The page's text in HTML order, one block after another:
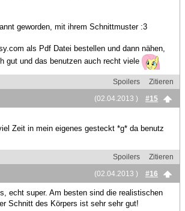
geworden, mit ihrem Schnittmuster :3
als Pdf Datei bestellen und dann nähen,
gut und das benutzen auch recht viele
Spoilers
Zitieren
(02.04.2013 )
#15
Zeit in mein eigenes gesteckt *g* da benutz
Spoilers
Zitieren
(02.04.2013 )
#16
echt super. Am besten sind die realistischen
Schnitt des Körpers ist sehr sehr gut!